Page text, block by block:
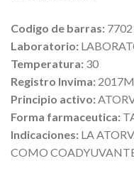
Codigo de barras:
Laboratorio:
Temperatura: 30
Registro Invima:
Principio activo:
Forma farmaceutica:
Indicaciones: LA
COMO